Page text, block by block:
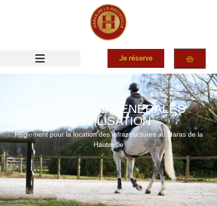
Je réserve
CONDITIONS GÉNÉRALES
D’UTILISATION
Règlement pour la location des infrastructures au Haras de la
Hauteville